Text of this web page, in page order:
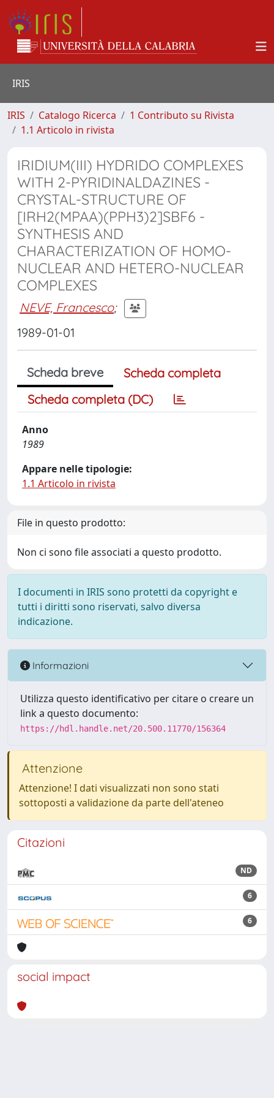
IRIS
IRIS Catalogo Ricerca
1 Contributo su Rivista
1.1 Articolo in rivista
IRIDIUM(III) HYDRIDO COMPLEXES
WITH 2-PYRIDINALDAZINES -
CRYSTAL-STRUCTURE OF
[IRH2(MPAA)(PPH3)2]SBF6 -
SYNTHESIS AND
CHARACTERIZATION OF HOMO-
NUCLEAR AND HETERO-NUCLEAR
COMPLEXES
NEVE, Francesco;
1989-01-01
Scheda breve
Scheda completa
Scheda completa (DC)
Anno
1989
Appare nelle tipologie:
1.1 Articolo in rivista
File in questo prodotto:
Non ci sono file associati a questo prodotto.
I documenti in IRIS sono protetti da copyright e
tutti i diritti sono riservati, salvo diversa
indicazione.
Informazioni
Utilizza questo identificativo per citare o creare un
link a questo documento:
https://hdl.handle.net/20.500.11770/156364
Attenzione
Attenzione! I dati visualizzati non sono stati
sottoposti a validazione da parte dell'ateneo
Citazioni
ND
6
6
social impact